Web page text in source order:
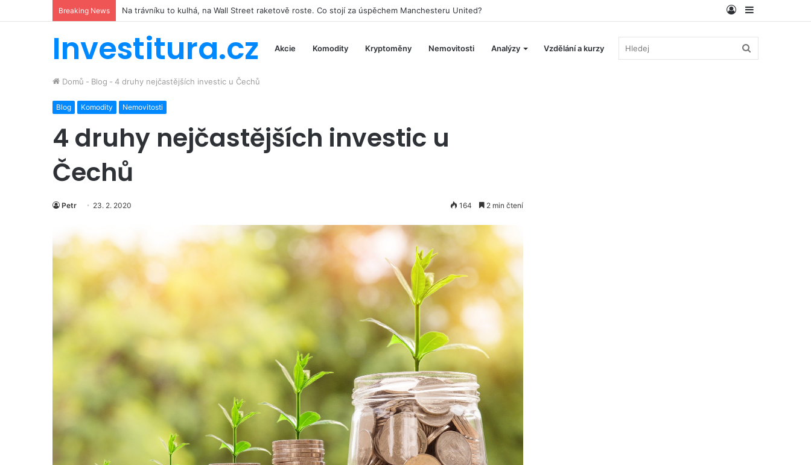
Breaking News Hilton míří do kosmu. Řetězec luxusních hotelů se bude podílet na stavbě vesmírné stanice Starlab
Log
Investitura.cz Akcie Komodity Kryptoměny Nemovitosti Analýzy Vzdělání a kurzy
Domů - Blog - 4 druhy nejčastějších investic u Čechů
Blog Komodity Nemovitosti
4 druhy nejčastějších investic u
Čechů
Petr 23. 2. 2020 164 2 min čtení